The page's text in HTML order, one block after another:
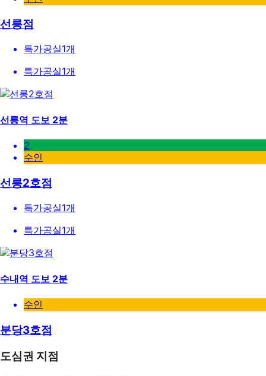
선릉점
특가공실1개
특가공실1개
선릉역 도보 2분
2
수인
선릉2호점
특가공실1개
특가공실1개
수내역 도보 2분
수인
분당3호점
도심권 지점